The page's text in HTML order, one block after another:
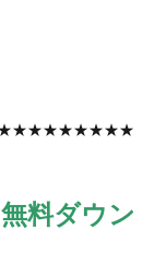
料ダウン